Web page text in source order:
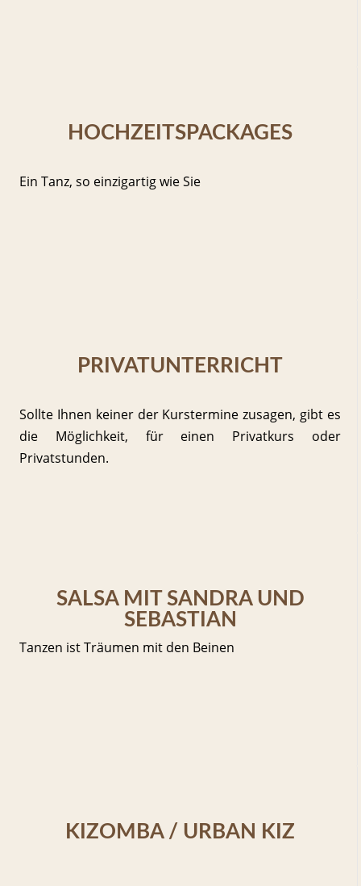
HOCHZEITSPACKAGES
Ein Tanz, so einzigartig wie Sie
PRIVATUNTERRICHT
Sollte Ihnen keiner der Kurstermine zusagen, gibt es
die Möglichkeit, für einen Privatkurs oder
Privatstunden.
SALSA MIT SANDRA UND
SEBASTIAN
Tanzen ist Träumen mit den Beinen
KIZOMBA / URBAN KIZ